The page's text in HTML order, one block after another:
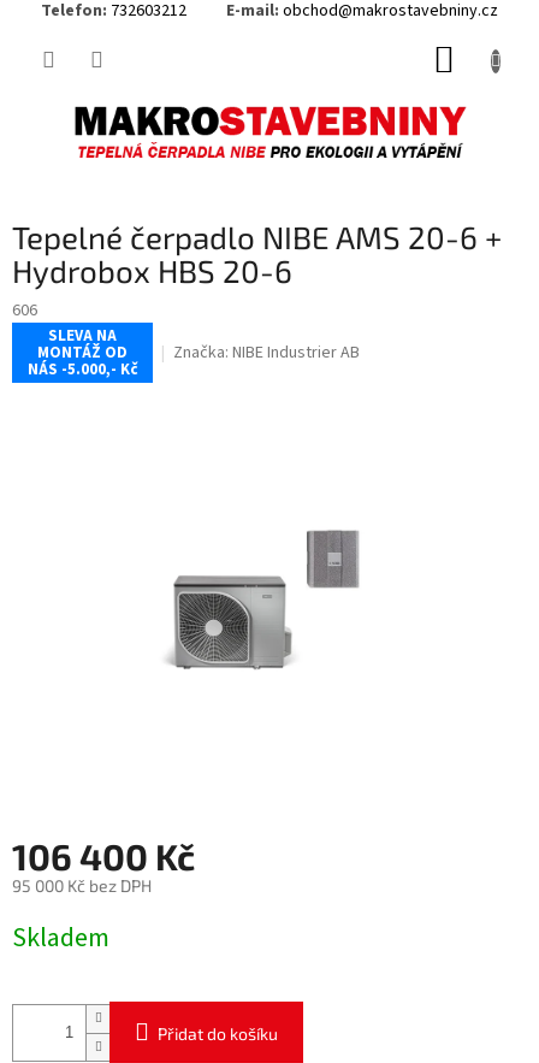
Telefon: 732603212 E-mail: obchod@makrostavebniny.cz
Tepelné čerpadlo NIBE AMS 20-6 +
Hydrobox HBS 20-6
606
SLEVA NA
MONTÁŽ OD
NÁS -5.000,- Kč
Značka: NIBE Industrier AB
106 400 Kč
95 000 Kč bez DPH
cena:
Skladem
Přidat do košíku